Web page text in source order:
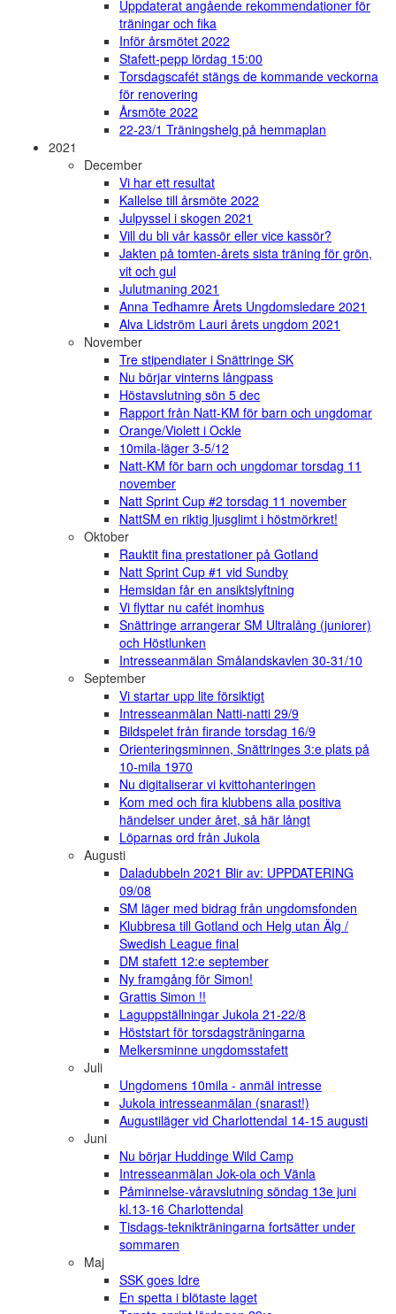
Uppdaterat angående rekommendationer för
träningar och fika
Inför årsmötet 2022
Stafett-pepp lördag 15:00
Torsdagscafét stängs de kommande veckorna
för renovering
Årsmöte 2022
22-23/1 Träningshelg på hemmaplan
2021
December
Vi har ett resultat
Kallelse till årsmöte 2022
Julpyssel i skogen 2021
Vill du bli vår kassör eller vice kassör?
Jakten på tomten-årets sista träning för grön,
vit och gul
Julutmaning 2021
Anna Tedhamre Årets Ungdomsledare 2021
Alva Lidström Lauri årets ungdom 2021
November
Tre stipendiater i Snättringe SK
Nu börjar vinterns långpass
Höstavslutning sön 5 dec
Rapport från Natt-KM för barn och ungdomar
Orange/Violett i Ockle
10mila-läger 3-5/12
Natt-KM för barn och ungdomar torsdag 11
november
Natt Sprint Cup #2 torsdag 11 november
NattSM en riktig ljusglimt i höstmörkret!
Oktober
Rauktit fina prestationer på Gotland
Natt Sprint Cup #1 vid Sundby
Hemsidan får en ansiktslyftning
Vi flyttar nu cafét inomhus
Snättringe arrangerar SM Ultralång (juniorer)
och Höstlunken
Intresseanmälan Smålandskavlen 30-31/10
September
Vi startar upp lite försiktigt
Intresseanmälan Natti-natti 29/9
Bildspelet från firande torsdag 16/9
Orienteringsminnen, Snättringes 3:e plats på
10-mila 1970
Nu digitaliserar vi kvittohanteringen
Kom med och fira klubbens alla positiva
händelser under året, så här långt
Löparnas ord från Jukola
Augusti
Daladubbeln 2021 Blir av: UPPDATERING
09/08
SM läger med bidrag från ungdomsfonden
Klubbresa till Gotland och Helg utan Älg /
Swedish League final
DM stafett 12:e september
Ny framgång för Simon!
Grattis Simon !!
Laguppställningar Jukola 21-22/8
Höststart för torsdagsträningarna
Melkersminne ungdomsstafett
Juli
Ungdomens 10mila - anmäl intresse
Jukola intresseanmälan (snarast!)
Augustiläger vid Charlottendal 14-15 augusti
Juni
Nu börjar Huddinge Wild Camp
Intresseanmälan Jok-ola och Vänla
Påminnelse-våravslutning söndag 13e juni
kl.13-16 Charlottendal
Tisdags-teknikträningarna fortsätter under
sommaren
Maj
SSK goes Idre
En spetta i blötaste laget